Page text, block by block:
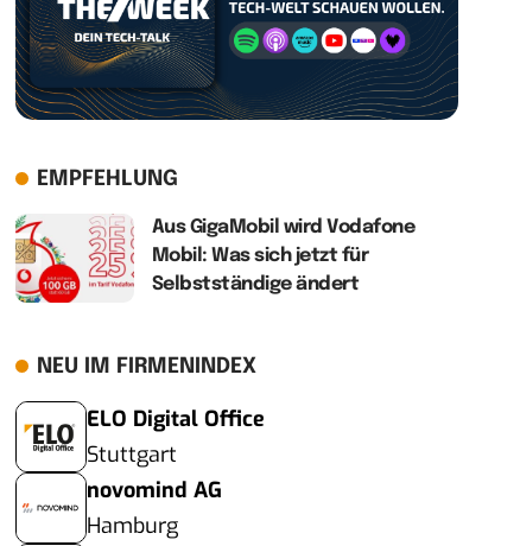
EMPFEHLUNG
Aus GigaMobil wird Vodafone
Mobil: Was sich jetzt für
Selbstständige ändert
NEU IM FIRMENINDEX
ELO Digital Office
Stuttgart
novomind AG
Hamburg